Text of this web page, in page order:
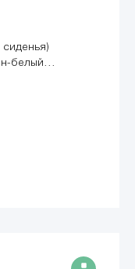
белый